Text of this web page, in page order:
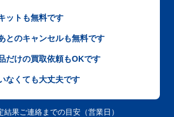
ットも無料です
とのキャンセルも無料です
だけの買取依頼もOKです
なくても大丈夫です
結果ご連絡までの目安（営業日）